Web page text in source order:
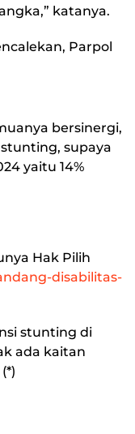
katanya.
Parpol
bersinergi,
supaya
yaitu 14%
Hak Pilih
disabilitas-
stunting di
ada kaitan